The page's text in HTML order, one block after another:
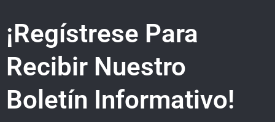
¡Regístrese Para
Recibir Nuestro
Boletín Informativo!